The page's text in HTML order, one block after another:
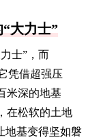
大力士”
士”，而
凭借超强压
米深的地基
在松软的土地
地基变得坚如磐